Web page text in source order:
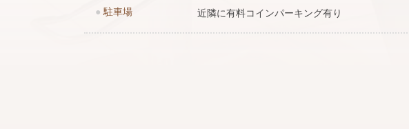
● 駐車場 近隣に有料コインパーキング有り